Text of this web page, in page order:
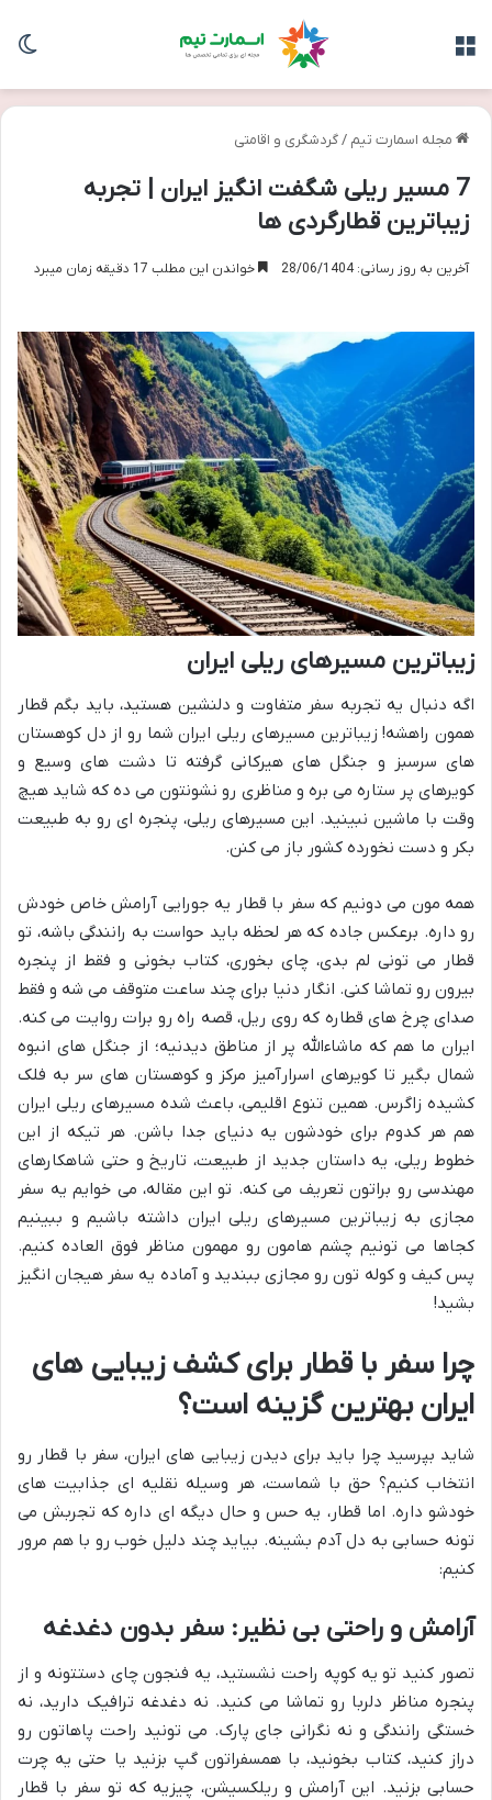
مجله اسمارت تیم /گردشگری و اقامتی
7 مسیر ریلی شگفت انگیز ایران | تجربه
زیباترین قطارگردی ها
آخرین به روز رسانی: 28/06/1404 خواندن این مطلب 17 دقیقه زمان میبرد
زیباترین مسیرهای ریلی ایران
اگه دنبال یه تجربه سفر متفاوت و دلنشین هستید، باید بگم قطار
همون راهشه! زیباترین مسیرهای ریلی ایران شما رو از دل کوهستان
های سرسبز و جنگل های هیرکانی گرفته تا دشت های وسیع و
کویرهای پر ستاره می بره و مناظری رو نشونتون می ده که شاید هیچ
وقت با ماشین نبینید. این مسیرهای ریلی، پنجره ای رو به طبیعت
بکر و دست نخورده کشور باز می کنن.
همه مون می دونیم که سفر با قطار یه جورایی آرامش خاص خودش
رو داره. برعکس جاده که هر لحظه باید حواست به رانندگی باشه، تو
قطار می تونی لم بدی، چای بخوری، کتاب بخونی و فقط از پنجره
بیرون رو تماشا کنی. انگار دنیا برای چند ساعت متوقف می شه و فقط
صدای چرخ های قطاره که روی ریل، قصه راه رو برات روایت می کنه.
ایران ما هم که ماشاءالله پر از مناطق دیدنیه؛ از جنگل های انبوه
شمال بگیر تا کویرهای اسرارآمیز مرکز و کوهستان های سر به فلک
کشیده زاگرس. همین تنوع اقلیمی، باعث شده مسیرهای ریلی ایران
هم هر کدوم برای خودشون یه دنیای جدا باشن. هر تیکه از این
خطوط ریلی، یه داستان جدید از طبیعت، تاریخ و حتی شاهکارهای
مهندسی رو براتون تعریف می کنه. تو این مقاله، می خوایم یه سفر
مجازی به زیباترین مسیرهای ریلی ایران داشته باشیم و ببینیم
کجاها می تونیم چشم هامون رو مهمون مناظر فوق العاده کنیم.
پس کیف و کوله تون رو مجازی ببندید و آماده یه سفر هیجان انگیز
بشید!
چرا سفر با قطار برای کشف زیبایی های
ایران بهترین گزینه است؟
شاید بپرسید چرا باید برای دیدن زیبایی های ایران، سفر با قطار رو
انتخاب کنیم؟ حق با شماست، هر وسیله نقلیه ای جذابیت های
خودشو داره. اما قطار، یه حس و حال دیگه ای داره که تجربش می
تونه حسابی به دل آدم بشینه. بیاید چند دلیل خوب رو با هم مرور
کنیم:
آرامش و راحتی بی نظیر: سفر بدون دغدغه
تصور کنید تو یه کوپه راحت نشستید، یه فنجون چای دستتونه و از
پنجره مناظر دلربا رو تماشا می کنید. نه دغدغه ترافیک دارید، نه
خستگی رانندگی و نه نگرانی جای پارک. می تونید راحت پاهاتون رو
دراز کنید، کتاب بخونید، با همسفراتون گپ بزنید یا حتی یه چرت
حسابی بزنید. این آرامش و ریلکسیشن، چیزیه که تو سفر با قطار